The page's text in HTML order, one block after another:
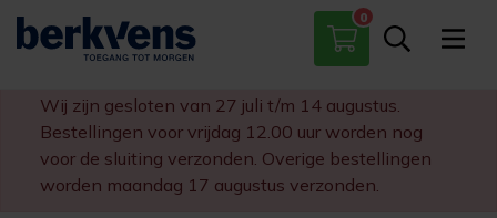
0
Paumelles
Scharnieren
Sloten
Diversen
Wij zijn gesloten van 27 juli t/m 14 augustus.
Bestellingen voor vrijdag 12.00 uur worden nog
voor de sluiting verzonden. Overige bestellingen
worden maandag 17 augustus verzonden.